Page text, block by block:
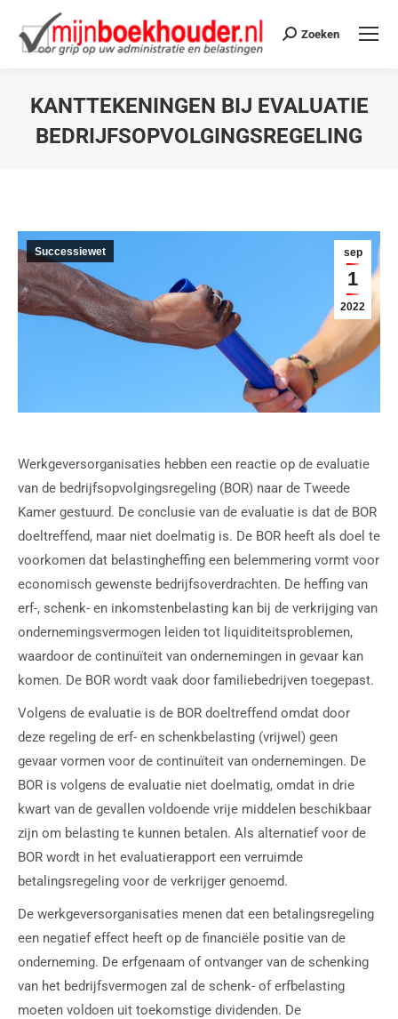
Zoeken
KANTTEKENINGEN BIJ EVALUATIE
BEDRIJFSOPVOLGINGSREGELING
sep
1
2022
Successiewet
Werkgeversorganisaties hebben een reactie op de evaluatie
van de bedrijfsopvolgingsregeling (BOR) naar de Tweede
Kamer gestuurd. De conclusie van de evaluatie is dat de BOR
doeltreffend, maar niet doelmatig is. De BOR heeft als doel te
voorkomen dat belastingheffing een belemmering vormt voor
economisch gewenste bedrijfsoverdrachten. De heffing van
erf-, schenk- en inkomstenbelasting kan bij de verkrijging van
ondernemingsvermogen leiden tot liquiditeitsproblemen,
waardoor de continuïteit van ondernemingen in gevaar kan
komen. De BOR wordt vaak door familiebedrijven toegepast.
Volgens de evaluatie is de BOR doeltreffend omdat door
deze regeling de erf- en schenkbelasting (vrijwel) geen
gevaar vormen voor de continuïteit van ondernemingen. De
BOR is volgens de evaluatie niet doelmatig, omdat in drie
kwart van de gevallen voldoende vrije middelen beschikbaar
zijn om belasting te kunnen betalen. Als alternatief voor de
BOR wordt in het evaluatierapport een verruimde
betalingsregeling voor de verkrijger genoemd.
De werkgeversorganisaties menen dat een betalingsregeling
een negatief effect heeft op de financiële positie van de
onderneming. De erfgenaam of ontvanger van de schenking
van het bedrijfsvermogen zal de schenk- of erfbelasting
moeten voldoen uit toekomstige dividenden. De